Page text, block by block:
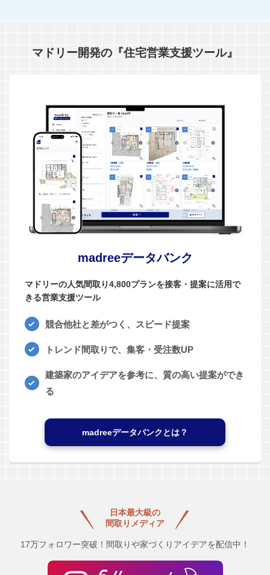
マドリー開発の『住宅営業支援ツール』
madreeデータバンク
マドリーの人気間取り4,800プランを接客・提案に活用で
きる営業支援ツール
競合他社と差がつく、スピード提案
トレンド間取りで、集客・受注数UP
建築家のアイデアを参考に、質の高い提案ができ
る
madreeデータバンクとは？
日本最大級の
間取りメディア
17万フォロワー突破！間取りや家づくりアイデアを配信中！